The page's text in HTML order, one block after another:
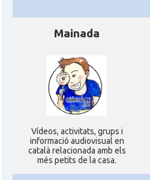
Mainada
Ví­deos, activitats, grups i
informació audiovisual en
català relacionada amb els
més petits de la casa.